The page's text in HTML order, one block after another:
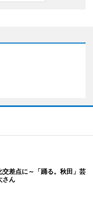
交差点に～「踊る。秋田」芸
さん